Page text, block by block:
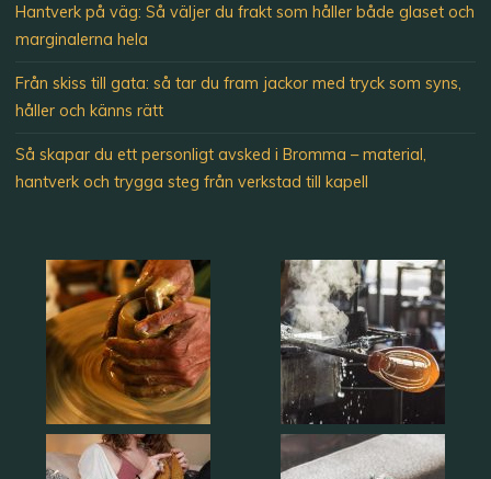
Hantverk på väg: Så väljer du frakt som håller både glaset och
marginalerna hela
Från skiss till gata: så tar du fram jackor med tryck som syns,
håller och känns rätt
Så skapar du ett personligt avsked i Bromma – material,
hantverk och trygga steg från verkstad till kapell